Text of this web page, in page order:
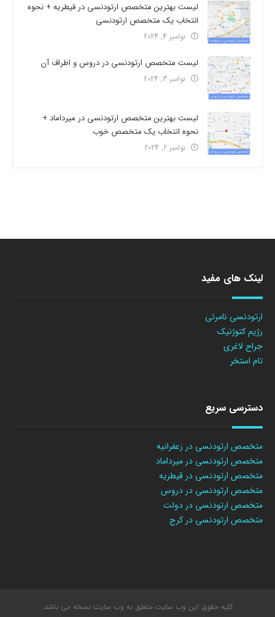
لیست بهترین متخصص ارتودنسی در قیطریه + نحوه
انتخاب یک متخصص ارتودنسی
نوامبر 4, 2024
لیست متخصص ارتودنسی در دروس و اطراف آن
نوامبر 3, 2024
لیست بهترین متخصص ارتودنسی در میرداماد +
نحوه انتخاب یک متخصص خوب
نوامبر 2, 2024
لینک های مفید
ارتودنسی نامرئی
رژیم کتوژنیک
جراح لاغری
تام استخر
دسترسی سریع
متخصص ارتودنسی در زعفرانیه
متخصص ارتودنسی در میرداماد
متخصص ارتودنسی در قیطریه
متخصص ارتودنسی در دروس
متخصص ارتودنسی در دولت
متخصص ارتودنسی در کرج
کلیه حقوق این وب سایت متعلق به وب سایت نسخه می باشد.